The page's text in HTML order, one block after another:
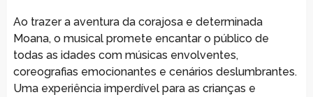
Ao trazer a aventura da corajosa e determinada
Moana, o musical promete encantar o público de
todas as idades com músicas envolventes,
coreografias emocionantes e cenários deslumbrantes.
Uma experiência imperdível para as crianças e